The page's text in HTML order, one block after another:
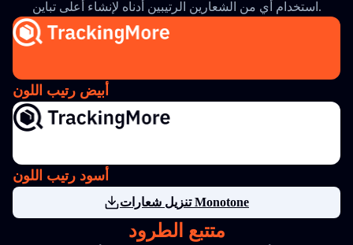
استخدام أي من الشعارين الرتيبين أدناه لإنشاء أعلى تباين.
أبيض رتيب اللون
أسود رتيب اللون
تنزيل شعارات Monotone
متتبع الطرود